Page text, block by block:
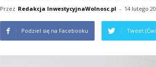
Przez Redakcja InwestycyjnaWolnosc.pl - 14 lutego
Podziel się na Facebooku Tweet